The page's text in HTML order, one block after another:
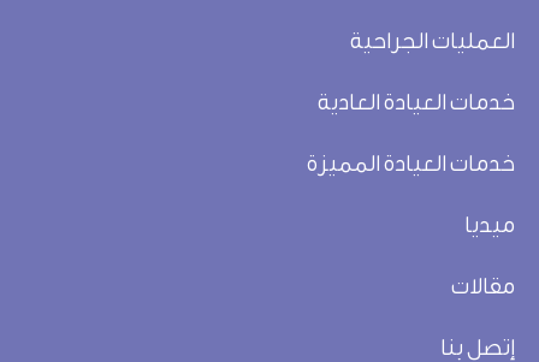
العمليات الجراحية
خدمات العيادة العادية
خدمات العيادة المميزة
ميديا
مقالات
إتصل بنا